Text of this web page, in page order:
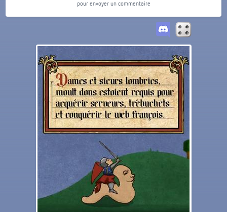
pour envoyer un commentaire